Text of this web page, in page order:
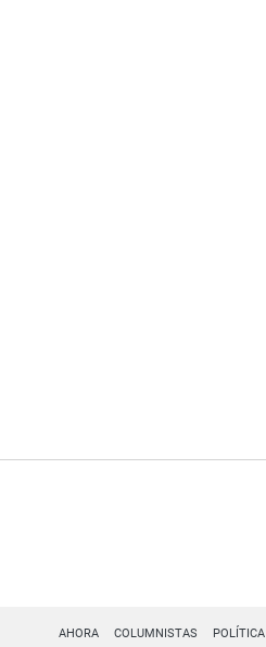
AHORA COLUMNISTAS POLÍTICA